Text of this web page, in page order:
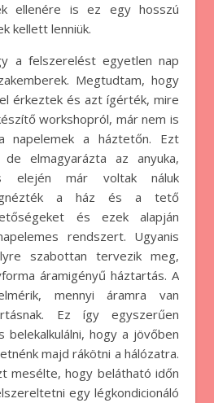
ellenére is ez egy hosszú
kellett lenniük.
a felszerelést egyetlen nap
Megtudtam, hogy
érkeztek és azt ígérték, mire
workshopról, már nem is
napelemek a háztetőn. Ezt
elmagyarázta az anyuka,
elején már voltak náluk
a ház és a tető
és ezek alapján
rendszert. Ugyanis
szabottan tervezik meg,
áramigényű háztartás. A
mennyi áramra van
Ez így egyszerűen
belekalkulálni, hogy a jövőben
majd rákötni a hálózatra.
mesélte, hogy belátható időn
egy légkondicionáló